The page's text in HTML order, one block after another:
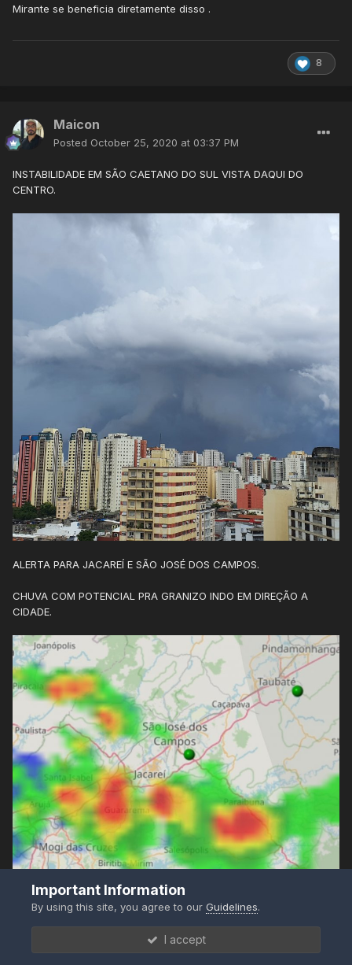
Mirante se beneficia diretamente disso .
8
Maicon
Posted October 25, 2020 at 03:37 PM
INSTABILIDADE EM SÃO CAETANO DO SUL VISTA DAQUI DO
CENTRO.
ALERTA PARA JACAREÍ E SÃO JOSÉ DOS CAMPOS.
CHUVA COM POTENCIAL PRA GRANIZO INDO EM DIREÇÃO A
CIDADE.
Important Information
By using this site, you agree to ourGuidelines.
I accept